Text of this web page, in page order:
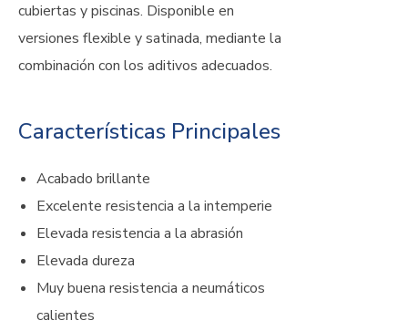
cubiertas y piscinas. Disponible en
versiones flexible y satinada, mediante la
combinación con los aditivos adecuados.
Características Principales
Acabado brillante
Excelente resistencia a la intemperie
Elevada resistencia a la abrasión
Elevada dureza
Muy buena resistencia a neumáticos
calientes